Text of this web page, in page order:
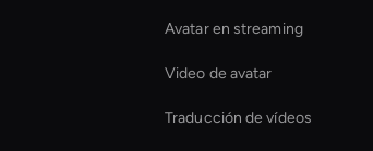
Avatar en streaming
Video de avatar
Traducción de vídeos